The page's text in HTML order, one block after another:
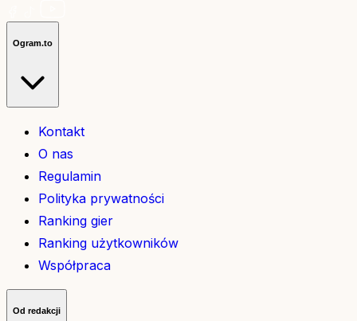
Ogram.to
Kontakt
O nas
Regulamin
Polityka prywatności
Ranking gier
Ranking użytkowników
Współpraca
Od redakcji